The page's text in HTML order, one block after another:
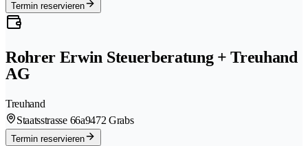
Termin reservieren
Rohrer Erwin Steuerberatung + Treuhand
AG
Treuhand
Staatsstrasse 66a9472 Grabs
Termin reservieren